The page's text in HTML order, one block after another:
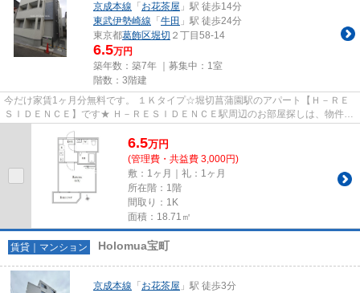
京成本線 「 お花茶屋 」駅 徒歩14分
東武伊勢崎線 「 牛田 」駅 徒歩24分
東京都葛飾区堀切 ２丁目58-14
6.5万円
築年数：築7年 ｜募集中： 1室
階数：3階建
今だけ家賃1ヶ月分無料です。 １Ｋタイプ☆堀切菖蒲園駅のアパート【Ｈ－ＲＥ
ＳＩＤＥＮＣＥ】です★ Ｈ－ＲＥＳＩＤＥＮＣＥ駅周辺のお部屋探しは、物件情
6.5万円
(管理費・共益費 3,000円)
敷：1ヶ月｜礼：1ヶ月
所在階：1階
間取り：1K
面積：18.71㎡
賃貸｜マンション Holomua宝町
京成本線 「 お花茶屋 」駅 徒歩3分